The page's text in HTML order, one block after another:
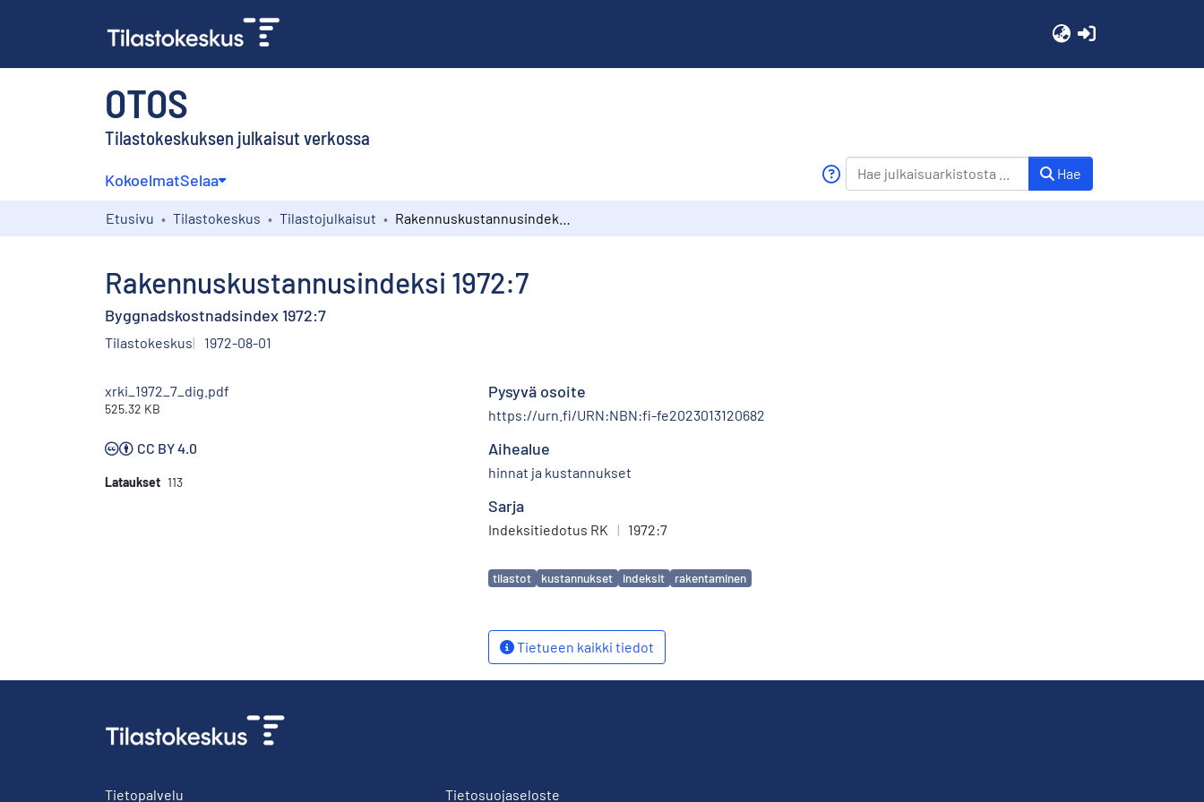
OTOS
Tilastokeskuksen julkaisut verkossa
KokoelmatSelaa Hae
Etusivu Tilastokeskus Tilastojulkaisut
Rakennuskustannusindeksi 1972:7
Byggnadskostnadsindex 1972:7
Tilastokeskus 1972-08-01
xrki_1972_7_dig.pdf
525.32 KB
CC BY 4.0
Lataukset 113
Pysyvä osoite
https://urn.fi/URN:NBN:fi-fe2023013120682
Aihealue
hinnat ja kustannukset
Sarja
Indeksitiedotus RK | 1972:7
Avainsanat
tilastot kustannukset indeksit rakentaminen
Tietueen kaikki tiedot
Tietopalvelu Tietosuojaseloste